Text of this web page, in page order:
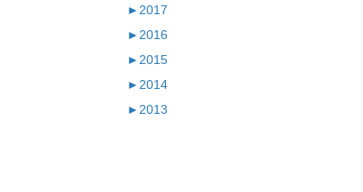
► 2017
► 2016
► 2015
► 2014
► 2013